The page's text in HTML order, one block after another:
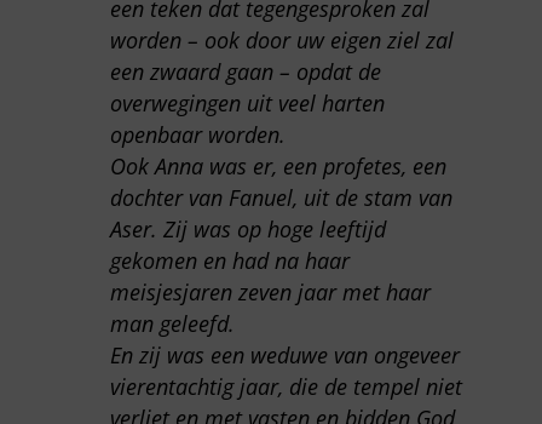
een teken dat tegengesproken zal
worden – ook door uw eigen ziel zal
een zwaard gaan – opdat de
overwegingen uit veel harten
openbaar worden.
Ook Anna was er, een profetes, een
dochter van Fanuel, uit de stam van
Aser. Zij was op hoge leeftijd
gekomen en had na haar
meisjesjaren zeven jaar met haar
man geleefd.
En zij was een weduwe van ongeveer
vierentachtig jaar, die de tempel niet